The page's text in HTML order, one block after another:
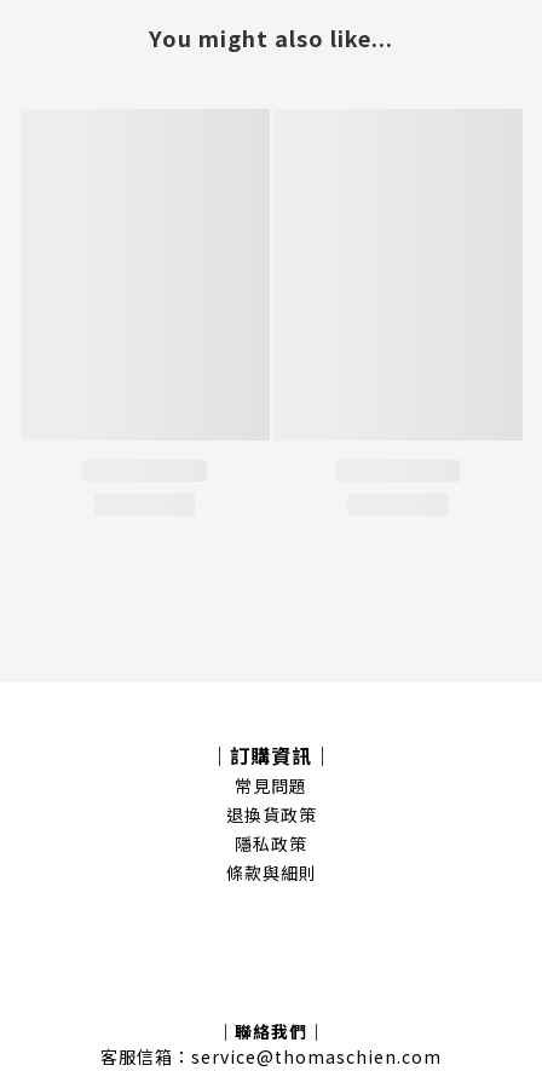
You might also like...
｜訂購資訊｜
常見問題
退換貨政策
隱私政策
條款與細則
｜聯絡我們｜
客服信箱：service@thomaschien.com